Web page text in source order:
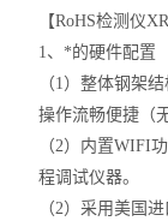
【RoHS检测仪
1、*的硬件配置
（1）整体钢架
操作流畅便捷（
（2）内置WIFI
程调试仪器。
（2）采用美国